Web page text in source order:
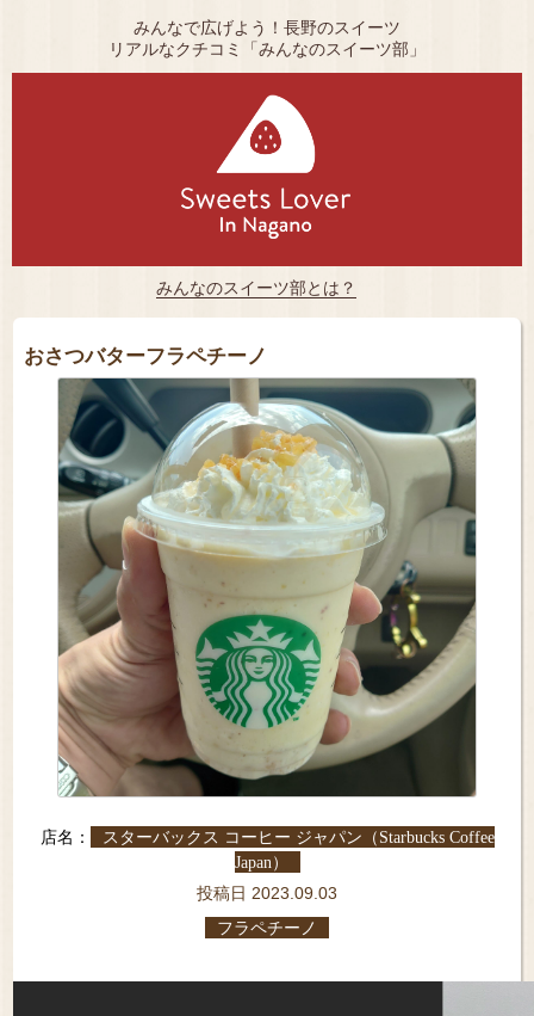
みんなで広げよう！長野のスイーツ
リアルなクチコミ「みんなのスイーツ部」
みんなのスイーツ部とは？
おさつバターフラペチーノ
店名：
スターバックス コーヒー ジャパン（Starbucks Coffee
Japan）
投稿日 2023.09.03
フラペチーノ